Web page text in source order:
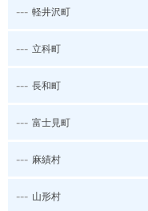
--- 軽井沢町
--- 立科町
--- 長和町
--- 富士見町
--- 麻績村
--- 山形村